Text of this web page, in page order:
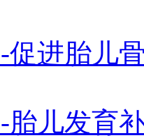
促进胎儿
胎儿发育